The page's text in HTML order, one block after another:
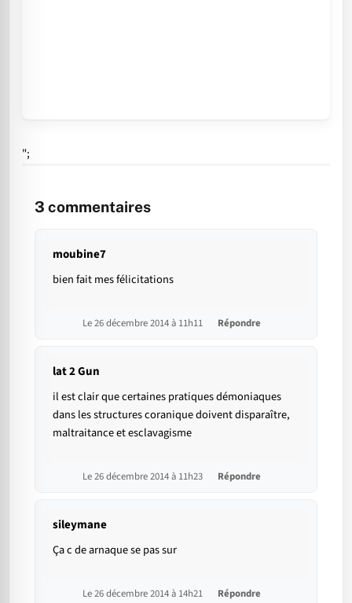
";
3 commentaires
moubine7
bien fait mes félicitations
Le 26 décembre 2014 à 11h11 Répondre
lat 2 Gun
il est clair que certaines pratiques démoniaques
dans les structures coranique doivent disparaître,
maltraitance et esclavagisme
Le 26 décembre 2014 à 11h23 Répondre
sileymane
Ça c de arnaque se pas sur
Le 26 décembre 2014 à 14h21 Répondre